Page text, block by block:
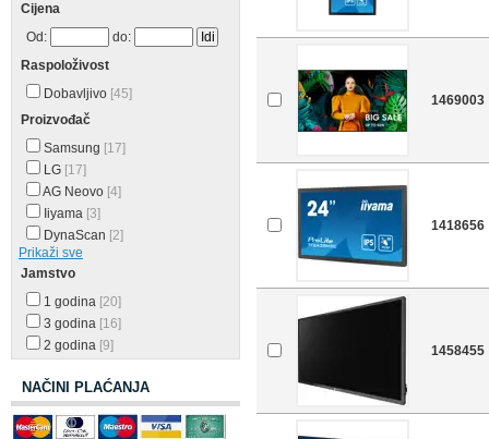
Cijena
Od:
do:
Raspoloživost
Dobavljivo [45]
Proizvođač
Samsung [17]
LG [17]
AG Neovo [4]
Iiyama [3]
DynaScan [2]
Prikaži sve
Jamstvo
1 godina [20]
3 godina [16]
2 godina [9]
NAČINI PLAĆANJA
1469003
1418656
1458455